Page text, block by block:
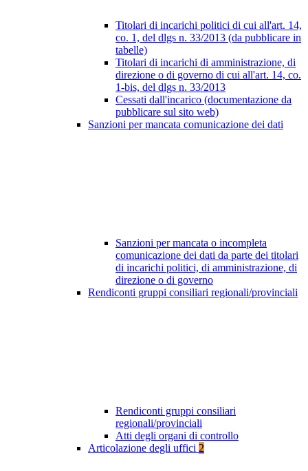
Titolari di incarichi politici di cui all'art. 14,
co. 1, del dlgs n. 33/2013 (da pubblicare in
tabelle)
Titolari di incarichi di amministrazione, di
direzione o di governo di cui all'art. 14, co.
1-bis, del dlgs n. 33/2013
Cessati dall'incarico (documentazione da
pubblicare sul sito web)
Sanzioni per mancata comunicazione dei dati
Sanzioni per mancata o incompleta
comunicazione dei dati da parte dei titolari
di incarichi politici, di amministrazione, di
direzione o di governo
Rendiconti gruppi consiliari regionali/provinciali
Rendiconti gruppi consiliari
regionali/provinciali
Atti degli organi di controllo
Articolazione degli uffici 2